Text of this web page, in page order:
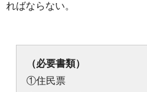
ればならない。
（必要書類）
①住民票